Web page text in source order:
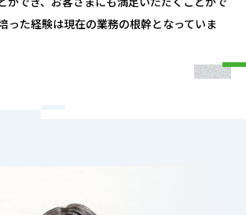
った経験は現在の業務の根幹となっていま